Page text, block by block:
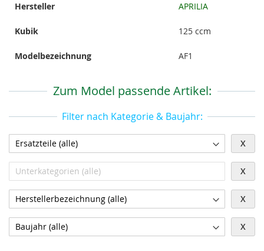
Informationen
Hersteller APRILIA
Kubik 125 ccm
Modelbezeichnung AF1
Zum Model passende Artikel:
Filter nach Kategorie & Baujahr:
X
X
X
X